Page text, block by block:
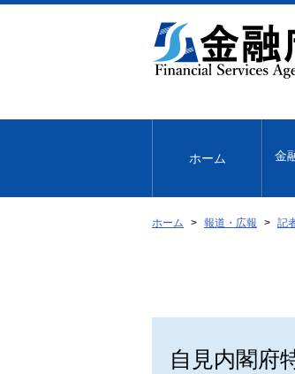
文
移
ホーム 金
ホーム 報道・広報 記
自見内閣府